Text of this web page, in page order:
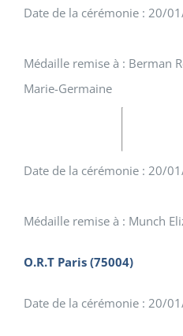
Date de la cérémonie : 20/
Médaille remise à : Berman
Marie-Germaine
Date de la cérémonie : 20/
Médaille remise à : Munch
O.R.T Paris (75004)
Date de la cérémonie : 20/